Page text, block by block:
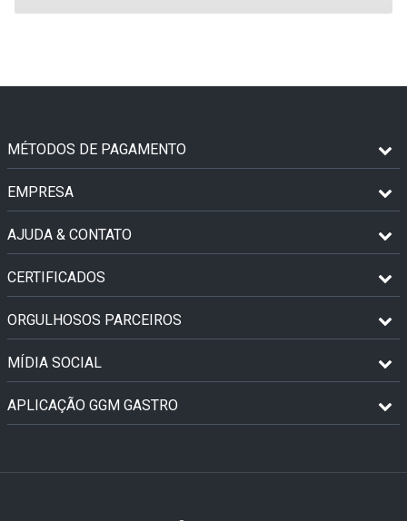
MÉTODOS DE PAGAMENTO
EMPRESA
AJUDA & CONTATO
CERTIFICADOS
ORGULHOSOS PARCEIROS
MÍDIA SOCIAL
APLICAÇÃO GGM GASTRO